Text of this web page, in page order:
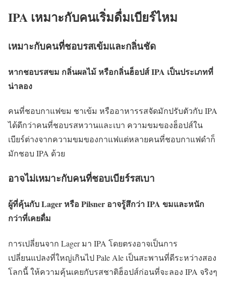
IPA เหมาะกับคนเริ่มดื่มเบียร์ไหม
เหมาะกับคนที่ชอบรสเข้มและกลิ่นชัด
หากชอบรสขม กลิ่นผลไม้ หรือกลิ่นฮ็อปส์ IPA เป็นประเภทที่
น่าลอง
คนที่ชอบกาแฟขม ชาเข้ม หรืออาหารรสจัดมักปรับตัวกับ IPA
ได้ดีกว่าคนที่ชอบรสหวานและเบา ความขมของฮ็อปส์ใน
เบียร์ต่างจากความขมของกาแฟแต่หลายคนที่ชอบกาแฟดำก็
มักชอบ IPA ด้วย
อาจไม่เหมาะกับคนที่ชอบเบียร์รสเบา
ผู้ที่คุ้นกับ Lager หรือ Pilsner อาจรู้สึกว่า IPA ขมและหนัก
กว่าที่เคยดื่ม
การเปลี่ยนจาก Lager มา IPA โดยตรงอาจเป็นการ
เปลี่ยนแปลงที่ใหญ่เกินไป Pale Ale เป็นสะพานที่ดีระหว่างสอง
โลกนี้ ให้ความคุ้นเคยกับรสชาติฮ็อปส์ก่อนที่จะลอง IPA จริงๆ